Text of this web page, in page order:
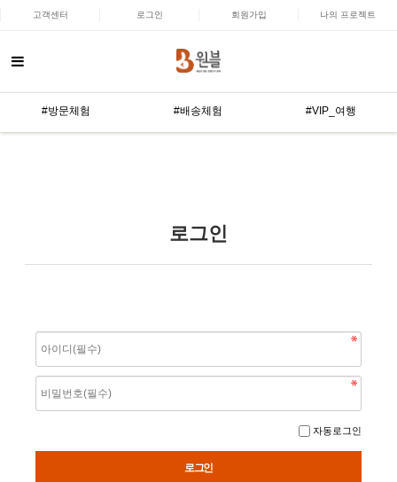
고객센터 로그인 회원가입 나의 프로젝트
#방문체험 #배송체험 #VIP_여행
로그인
자동로그인